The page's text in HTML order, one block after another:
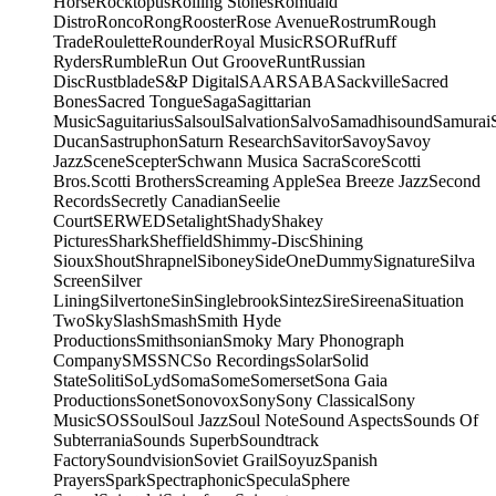
DistroRoncoRongRoosterRose AvenueRostrumRough
TradeRouletteRounderRoyal MusicRSORufRuff
RydersRumbleRun Out GrooveRuntRussian
DiscRustbladeS&P DigitalSAARSABASackvilleSacred
BonesSacred TongueSagaSagittarian
MusicSaguitariusSalsoulSalvationSalvoSamadhisoundSamurai
DucanSastruphonSaturn ResearchSavitorSavoySavoy
JazzSceneScepterSchwann Musica SacraScoreScotti
Bros.Scotti BrothersScreaming AppleSea Breeze JazzSecond
RecordsSecretly CanadianSeelie
CourtSERWEDSetalightShadyShakey
PicturesSharkSheffieldShimmy-DiscShining
SiouxShoutShrapnelSiboneySideOneDummySignatureSilva
ScreenSilver
LiningSilvertoneSinSinglebrookSintezSireSireenaSituation
TwoSkySlashSmashSmith Hyde
ProductionsSmithsonianSmoky Mary Phonograph
CompanySMSSNCSo RecordingsSolarSolid
StateSolitiSoLydSomaSomeSomersetSona Gaia
ProductionsSonetSonovoxSonySony ClassicalSony
MusicSOSSoulSoul JazzSoul NoteSound AspectsSounds Of
SubterraniaSounds SuperbSoundtrack
FactorySoundvisionSoviet GrailSoyuzSpanish
PrayersSparkSpectraphonicSpeculaSphere